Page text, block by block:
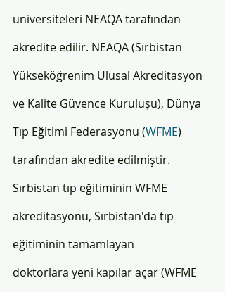
üniversiteleri NEAQA tarafından
akredite edilir. NEAQA (Sırbistan
Yükseköğrenim Ulusal Akreditasyon
ve Kalite Güvence Kuruluşu), Dünya
Tıp Eğitimi Federasyonu (WFME)
tarafından akredite edilmiştir.
Sırbistan tıp eğitiminin WFME
akreditasyonu, Sırbistan'da tıp
eğitiminin tamamlayan
doktorlara yeni kapılar açar (WFME